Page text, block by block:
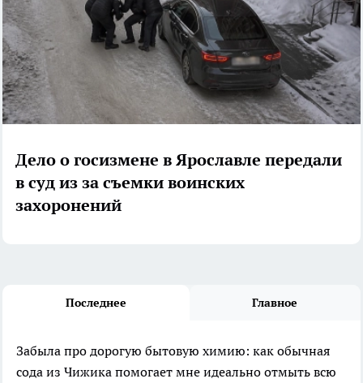
Дело о госизмене в Ярославле передали
в суд из за съемки воинских
захоронений
Последнее Главное
Забыла про дорогую бытовую химию: как обычная
сода из Чижика помогает мне идеально отмыть всю